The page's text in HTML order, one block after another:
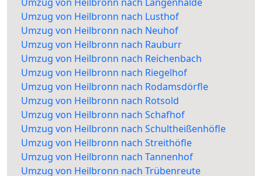
Umzug von Heilbronn nach Lusthof
Umzug von Heilbronn nach Neuhof
Umzug von Heilbronn nach Rauburr
Umzug von Heilbronn nach Reichenbach
Umzug von Heilbronn nach Riegelhof
Umzug von Heilbronn nach Rodamsdörfle
Umzug von Heilbronn nach Rotsold
Umzug von Heilbronn nach Schafhof
Umzug von Heilbronn nach Schultheißenhöfle
Umzug von Heilbronn nach Streithöfle
Umzug von Heilbronn nach Tannenhof
Umzug von Heilbronn nach Trübenreute